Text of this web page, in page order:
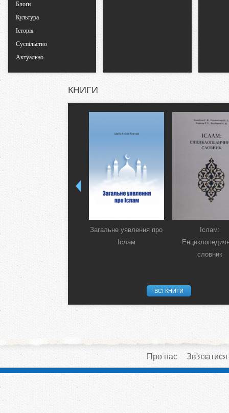
Блоґи
Культура
Історія
Суспільство
Актуально
КНИГИ
Загальне уявлення про
Іслам
Іслам:
словник
ВСІ КНИГИ
Про нас